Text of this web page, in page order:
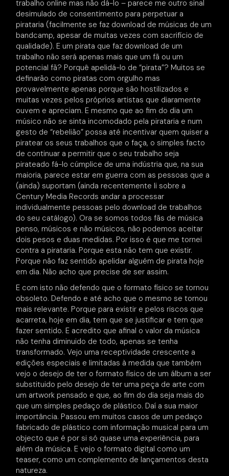
trabalho online mas não dá-lo – parece me outro sinal
desimulado de consentimento para perpetuar a
pirataria (facilmente se faz download de músicas de um
bandcamp, apesar de muitas vezes com sacrifício de
qualidade). E um pirata que faz download de um
trabalho não será apenas mais que um fã ou um
potencial fã? Porquê apelidá-lo de “pirata”? Muitos se
definarão como piratas com orgulho mas
provavelmente apenas porque são hostilizados e
muitas vezes pelos próprios artistas que diaramente
ouvem e apreciam. E mesmo que ao fim do dia um
músico não se sinta incomodado pela pirataria e num
gesto de “rebelião” possa até incentivar quem quiser a
piratear os seus trabalhos que o faça, o simples facto
de continuar a permitir que o seu trabalho seja
pirateado fá-lo cúmplice de uma indústria que, na sua
maioria, parece estar em guerra com as pessoas que a
(ainda) suportam (ainda recentemente li sobre a
Century Media Records andar a processar
individualmente pessoas pelo download de trabalhos
do seu catálogo). Ora se somos todos fãs de música
penso, músicos e não músicos, não podemos aceitar
dois pesos e duas medidas. Por isso é que me tornei
contra a pirataria. Porque esta não tem que existir.
Porque não faz sentido apelidar alguém de pirata hoje
em dia. Não acho que precise de ser assim.
E com isto não defendo que o formato físico se tornou
obsoleto. Defendo e até acho que o mesmo se tornou
mais relevante. Porque para existir e pelos riscos que
acarreta, hoje em dia, tem que se justificar e tem que
fazer sentido. E acredito que afinal o valor da música
não tenha diminuido de todo, apenas se tenha
transformado. Vejo uma receptividade crescente a
edições especiais e limitadas à medida que também
vejo o desejo de ter o formato físico de um álbum a ser
substituido pelo desejo de ter uma peça de arte com
um artwork pensado e que, ao fim do dia seja mais do
que um simples pedaço de plástico. Daí a sua maior
importância. Passou em muitos casos de um pedaço
fabricado de plástico com informação musical para um
objecto que é por si só quase uma experiência, para
além da música. E vejo o formato digital como um
teaser, como um complemento de lançamentos desta
natureza.